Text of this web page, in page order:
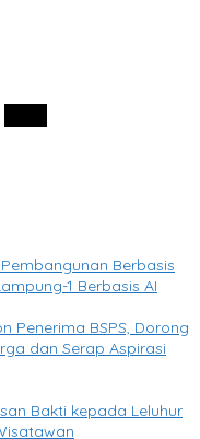
Berbasis
1 Berbasis AI
Penerima BSPS, Dorong
dan Serap Aspirasi
Bakti kepada Leluhur